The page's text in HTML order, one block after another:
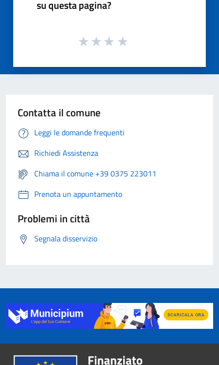
su questa pagina?
Contatta il comune
Leggi le domande frequenti
Richiedi Assistenza
Chiama il comune +39 0375 223011
Prenota un appuntamento
Problemi in città
Segnala disservizio